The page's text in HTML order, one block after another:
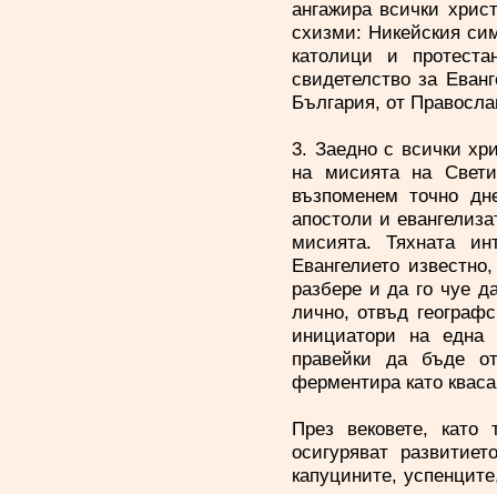
ангажира всички
схизми: Никейския
католици и
свидетелство за
България, от
3. Заедно с всички
на мисията на
възпоменем точно
апостоли и
мисията. Тяхната
Евангелието
разбере и да го чуе
лично, отвъд
инициатори на една
правейки да бъде
ферментира като
През вековете,
осигуряват
капуцините,